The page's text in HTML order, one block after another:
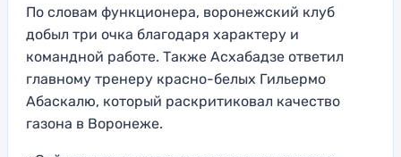
По словам функционера, воронежский клуб
добыл три очка благодаря характеру и
командной работе. Также Асхабадзе ответил
главному тренеру красно-белых Гильермо
Абаскалю, который раскритиковал качество
газона в Воронеже.